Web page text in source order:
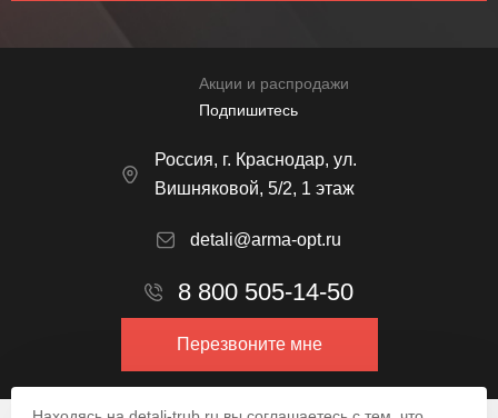
Акции и распродажи
Подпишитесь
Россия, г. Краснодар, ул.
Вишняковой, 5/2, 1 этаж
detali@arma-opt.ru
8 800 505-14-50
Перезвоните мне